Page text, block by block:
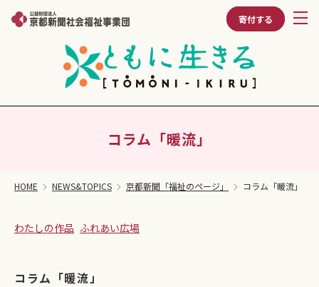
寄付する
コラム「暖流」
HOME NEWS&TOPICS 京都新聞「福祉のページ」 コラム「暖流」
わたしの作品 ふれあい広場
コラム「暖流」